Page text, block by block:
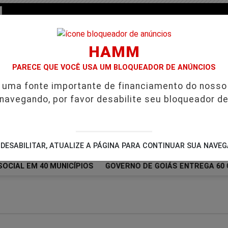
/ GUIA COMERCIAL / NOTÍCIAS / FUTEBOL /
EM 40 MUNICÍPIOS GOVERNO DE GOIÁS ENTREGA
HAMM
PARECE QUE VOCÊ USA UM BLOQUEADOR DE ANÚNCIOS
fonte importante de financiamento do
por favor desabilite seu bloqueador
ATUALIZE A PÁGINA PARA CONTINUAR SUA